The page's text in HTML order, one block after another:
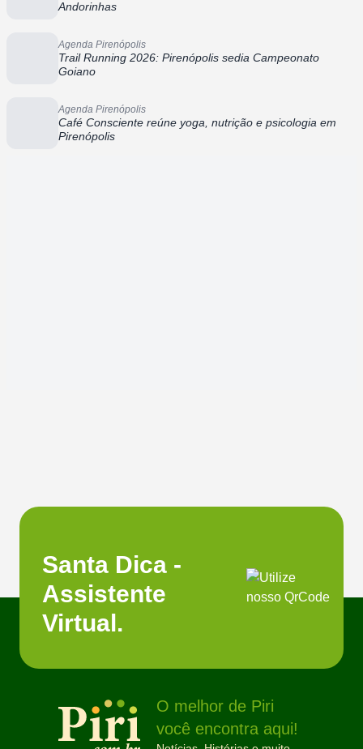
Andorinhas
Agenda Pirenópolis
Trail Running 2026: Pirenópolis sedia Campeonato
Goiano
Agenda Pirenópolis
Café Consciente reúne yoga, nutrição e psicologia em
Pirenópolis
Santa Dica -
Assistente
Virtual.
O melhor de Piri
você encontra aqui!